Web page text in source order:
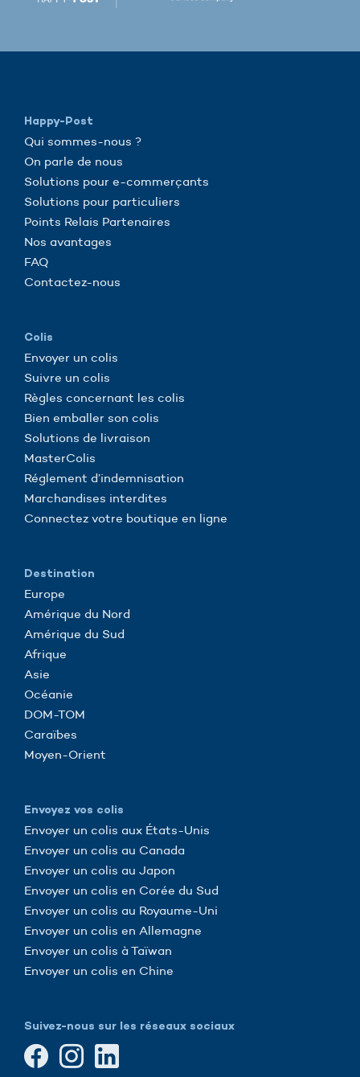
Happy-Post
Qui sommes-nous ?
On parle de nous
Solutions pour e-commerçants
Solutions pour particuliers
Points Relais Partenaires
Nos avantages
FAQ
Contactez-nous
Colis
Envoyer un colis
Suivre un colis
Règles concernant les colis
Bien emballer son colis
Solutions de livraison
MasterColis
Réglement d’indemnisation
Marchandises interdites
Connectez votre boutique en ligne
Destination
Europe
Amérique du Nord
Amérique du Sud
Afrique
Asie
Océanie
DOM-TOM
Caraïbes
Moyen-Orient
Envoyez vos colis
Envoyer un colis aux États-Unis
Envoyer un colis au Canada
Envoyer un colis au Japon
Envoyer un colis en Corée du Sud
Envoyer un colis au Royaume-Uni
Envoyer un colis en Allemagne
Envoyer un colis à Taïwan
Envoyer un colis en Chine
Suivez-nous sur les réseaux sociaux